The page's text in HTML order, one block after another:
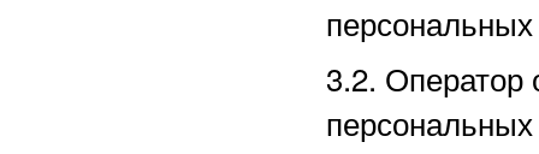
3.2. Оператор